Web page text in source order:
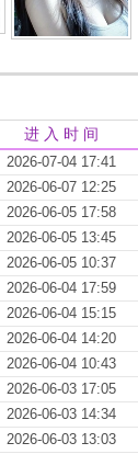
进 入 时 间
2026-07-04 17:41
2026-06-07 12:25
2026-06-05 17:58
2026-06-05 13:45
2026-06-05 10:37
2026-06-04 17:59
2026-06-04 15:15
2026-06-04 14:20
2026-06-04 10:43
2026-06-03 17:05
2026-06-03 14:34
2026-06-03 13:03